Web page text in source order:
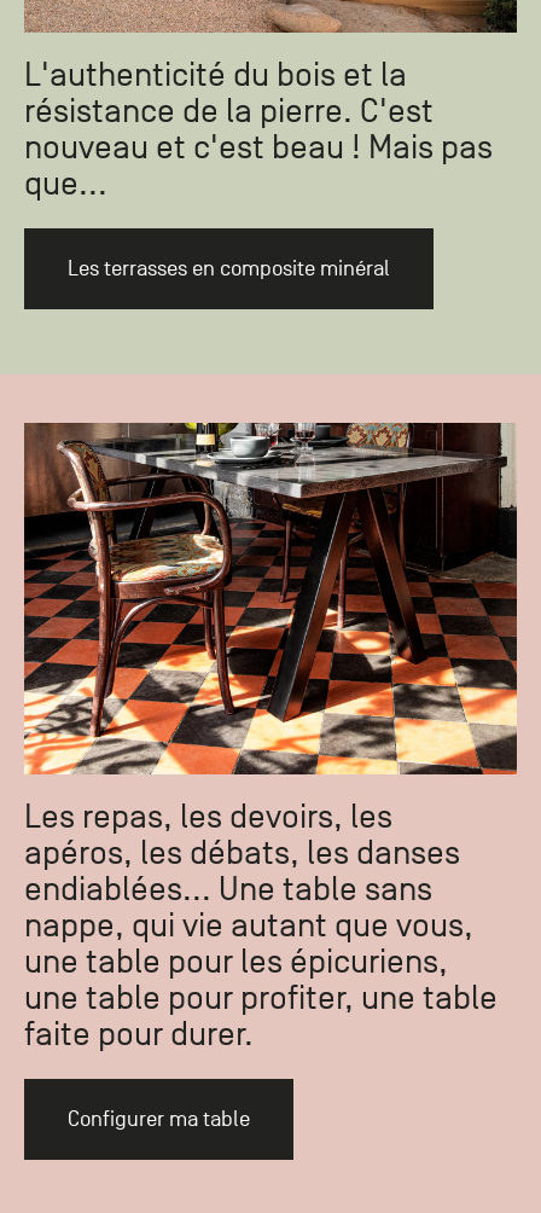
L'authenticité du bois et la
résistance de la pierre. C'est
nouveau et c'est beau ! Mais pas
que...
Les terrasses en composite minéral
Les repas, les devoirs, les
apéros, les débats, les danses
endiablées... Une table sans
nappe, qui vie autant que vous,
une table pour les épicuriens,
une table pour profiter, une table
faite pour durer.
Configurer ma table